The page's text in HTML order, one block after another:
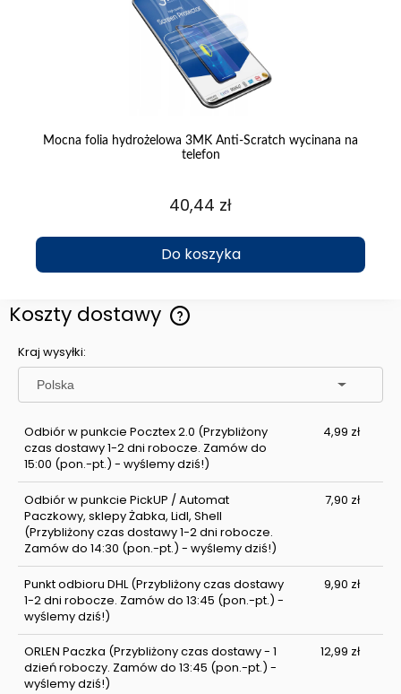
Mocna folia hydrożelowa 3MK Anti-Scratch wycinana na
telefon
40,44 zł
Do koszyka
Koszty dostawy
Cena nie zawiera ewentualnych kosztów płatności
Kraj wysyłki:
Odbiór w punkcie Pocztex 2.0 (Przybliżony
czas dostawy 1-2 dni robocze. Zamów do
15:00 (pon.-pt.) - wyślemy dziś!)
4,99 zł
Odbiór w punkcie PickUP / Automat
Paczkowy, sklepy Żabka, Lidl, Shell
(Przybliżony czas dostawy 1-2 dni robocze.
Zamów do 14:30 (pon.-pt.) - wyślemy dziś!)
7,90 zł
Punkt odbioru DHL(Przybliżony czas dostawy
1-2 dni robocze. Zamów do 13:45 (pon.-pt.) -
wyślemy dziś!)
9,90 zł
ORLEN Paczka (Przybliżony czas dostawy - 1
dzień roboczy. Zamów do 13:45 (pon.-pt.) -
wyślemy dziś!)
12,99 zł